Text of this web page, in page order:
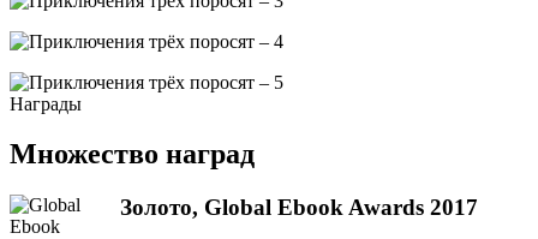
Награды
Множество наград
Золото, Global Ebook Awards 2017